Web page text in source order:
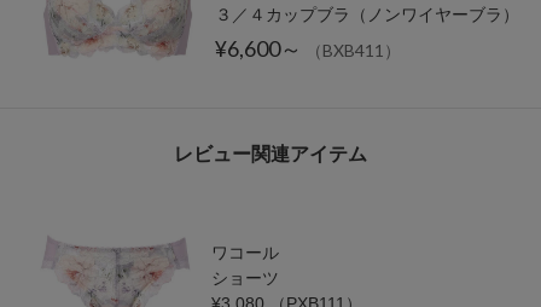
３／４カップブラ（ノンワイヤーブラ）
¥6,600～ （BXB411）
レビュー関連アイテム
ワコール
ショーツ
¥3,080
（PXB111）